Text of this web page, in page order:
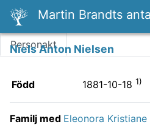
Martin Brandts
Personakt
Niels Anton Nielsen
Född 1881-10-18 1)
Familj med Eleonora